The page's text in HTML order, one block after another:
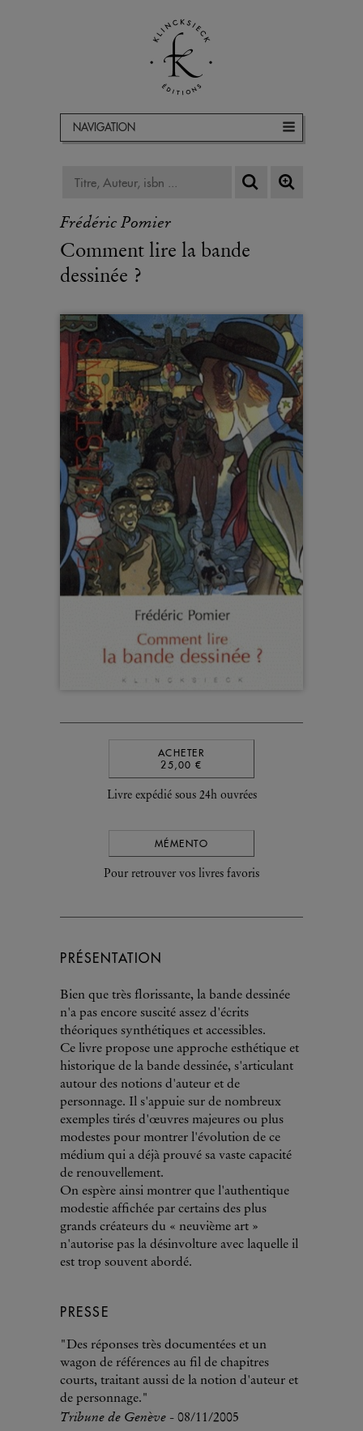
NAVIGATION
Frédéric Pomier
Comment lire la bande
dessinée ?
ACHETER
25,00 €
Livre expédié sous 24h ouvrées
MÉMENTO
Pour retrouver vos livres favoris
PRÉSENTATION
Bien que très florissante, la bande dessinée
n'a pas encore suscité assez d'écrits
théoriques synthétiques et accessibles.
Ce livre propose une approche esthétique et
historique de la bande dessinée, s'articulant
autour des notions d'auteur et de
personnage. Il s'appuie sur de nombreux
exemples tirés d'œuvres majeures ou plus
modestes pour montrer l'évolution de ce
médium qui a déjà prouvé sa vaste capacité
de renouvellement.
On espère ainsi montrer que l'authentique
modestie affichée par certains des plus
grands créateurs du « neuvième art »
n'autorise pas la désinvolture avec laquelle il
est trop souvent abordé.
PRESSE
"Des réponses très documentées et un
wagon de références au fil de chapitres
courts, traitant aussi de la notion d'auteur et
de personnage."
Tribune de Genève - 08/11/2005